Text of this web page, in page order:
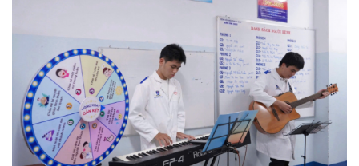
Du lịch
Tư vấn
Săn Tour
check-in
Podcast
Câu chuyện thời sự
Đọc truyện đêm khuya
Cửa sổ tình yêu
Kể chuyện cho bé